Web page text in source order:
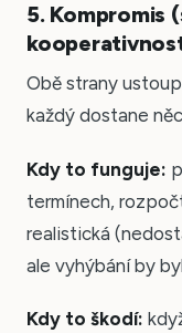
5. Kompromis
Obě strany
každý dostane
Kdy to funguje:
termínech,
realistická
ale vyhýbání by
Kdy to škodí: